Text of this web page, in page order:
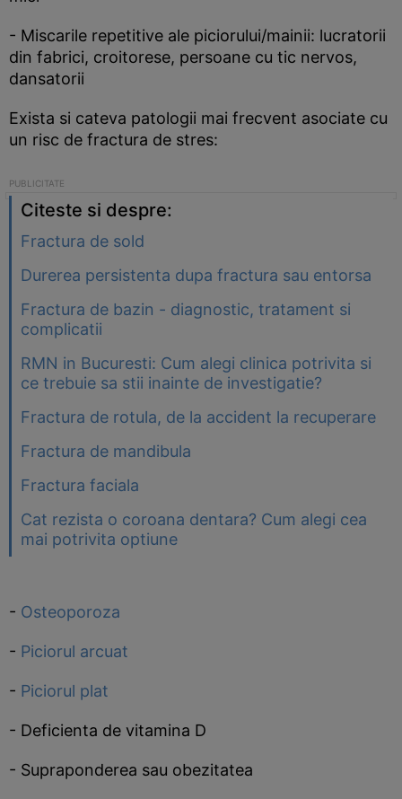
- Miscarile repetitive ale piciorului/mainii: lucratorii
din fabrici, croitorese, persoane cu tic nervos,
dansatorii
Exista si cateva patologii mai frecvent asociate cu
un risc de fractura de stres:
Citeste si despre:
Fractura de sold
Durerea persistenta dupa fractura sau entorsa
Fractura de bazin - diagnostic, tratament si
complicatii
RMN in Bucuresti: Cum alegi clinica potrivita si
ce trebuie sa stii inainte de investigatie?
Fractura de rotula, de la accident la recuperare
Fractura de mandibula
Fractura faciala
Cat rezista o coroana dentara? Cum alegi cea
mai potrivita optiune
- Osteoporoza
- Piciorul arcuat
- Piciorul plat
- Deficienta de vitamina D
- Supraponderea sau obezitatea